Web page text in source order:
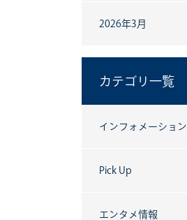
2026年3月
カテゴリ一覧
インフォメーション
Pick Up
エンタメ情報